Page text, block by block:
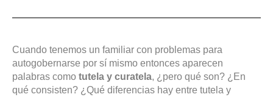
Cuando tenemos un familiar con problemas para
autogobernarse por sí mismo entonces aparecen
palabras como tutela y curatela, ¿pero qué son? ¿En
qué consisten? ¿Qué diferencias hay entre tutela y